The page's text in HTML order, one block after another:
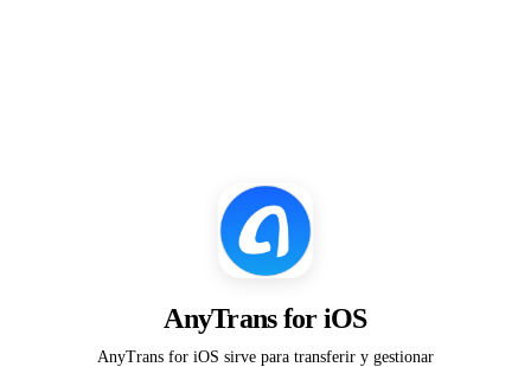
AnyTrans for iOS
AnyTrans for iOS sirve para transferir y gestionar